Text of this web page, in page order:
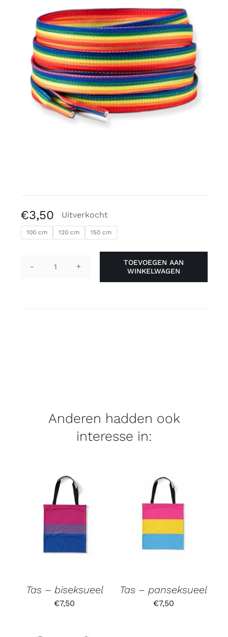
Gratis binders
Reviews
€3,50 Uitverkocht
100 cm 120 cm 150 cm
Veters
TOEVOEGEN AAN
WINKELWAGEN
Anderen hadden ook
interesse in:
Tas – biseksueel
€7,50
Tas – panseksueel
€7,50